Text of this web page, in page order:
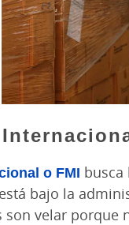
o FMI
bajo la
velar porque